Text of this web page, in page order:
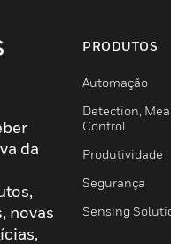
da
novas
PRODUTOS
Automação
Detection,
Control
Produtividade
Segurança
Sensing